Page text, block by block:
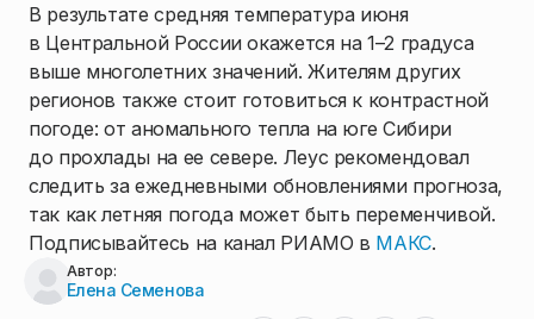
В результате средняя температура июня
в Центральной России окажется на 1–2 градуса
выше многолетних значений. Жителям других
регионов также стоит готовиться к контрастной
погоде: от аномального тепла на юге Сибири
до прохлады на ее севере. Леус рекомендовал
следить за ежедневными обновлениями прогноза,
так как летняя погода может быть переменчивой.
Подписывайтесь на канал РИАМО в МАКС.
Автор:
Елена Семенова